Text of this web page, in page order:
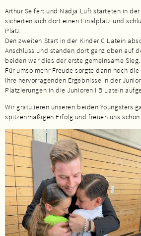
Arthur Seifert und Nadja Luft starteten in
sicherten sich dort einen Finalplatz und
Platz.
Den zweiten Start in der Kinder C Latein
Anschluss und standen dort ganz oben auf
beiden war dies der erste gemeinsame Sieg.
Für umso mehr Freude sorgte dann noch
ihre hervorragenden Ergebnisse in der
Platzierungen in die Junioren I B Latein
Wir gratulieren unseren beiden Youngsters
spitzenmäßigen Erfolg und freuen uns